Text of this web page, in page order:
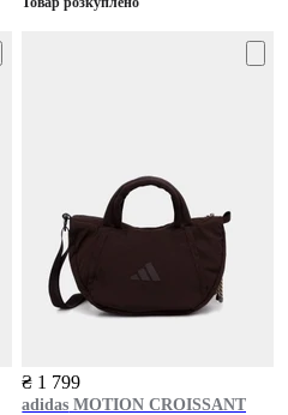
₴ 1 799
adidas MOTION CROISSANT